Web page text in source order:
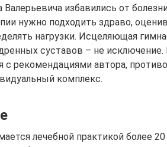
избавились от
нужно подходить здраво,
нагрузки. Исцеляющая
суставов – не
с рекомендациями автора,
комплекс.
лечебной практикой более 20